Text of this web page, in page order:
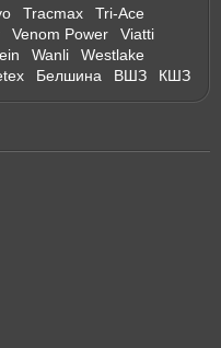
Tracmax
Tri-Ace
Venom Power
Viatti
Wanli
Westlake
Белшина ВШЗ КШЗ